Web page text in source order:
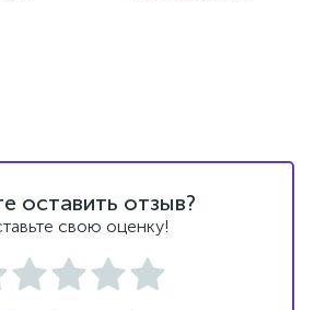
оставить отзыв?
свою оценку!